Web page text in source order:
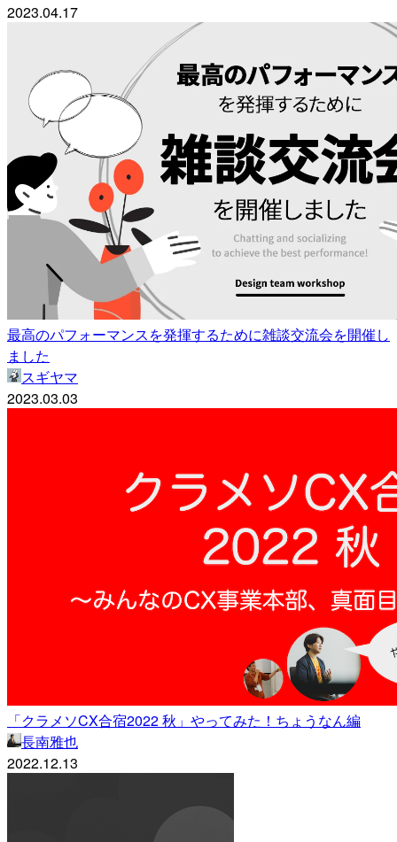
2023.04.17
最高のパフォーマンスを発揮するために雑談交流会を開催し
ました
スギヤマ
2023.03.03
「クラメソCX合宿2022 秋」やってみた！ちょうなん編
長南雅也
2022.12.13